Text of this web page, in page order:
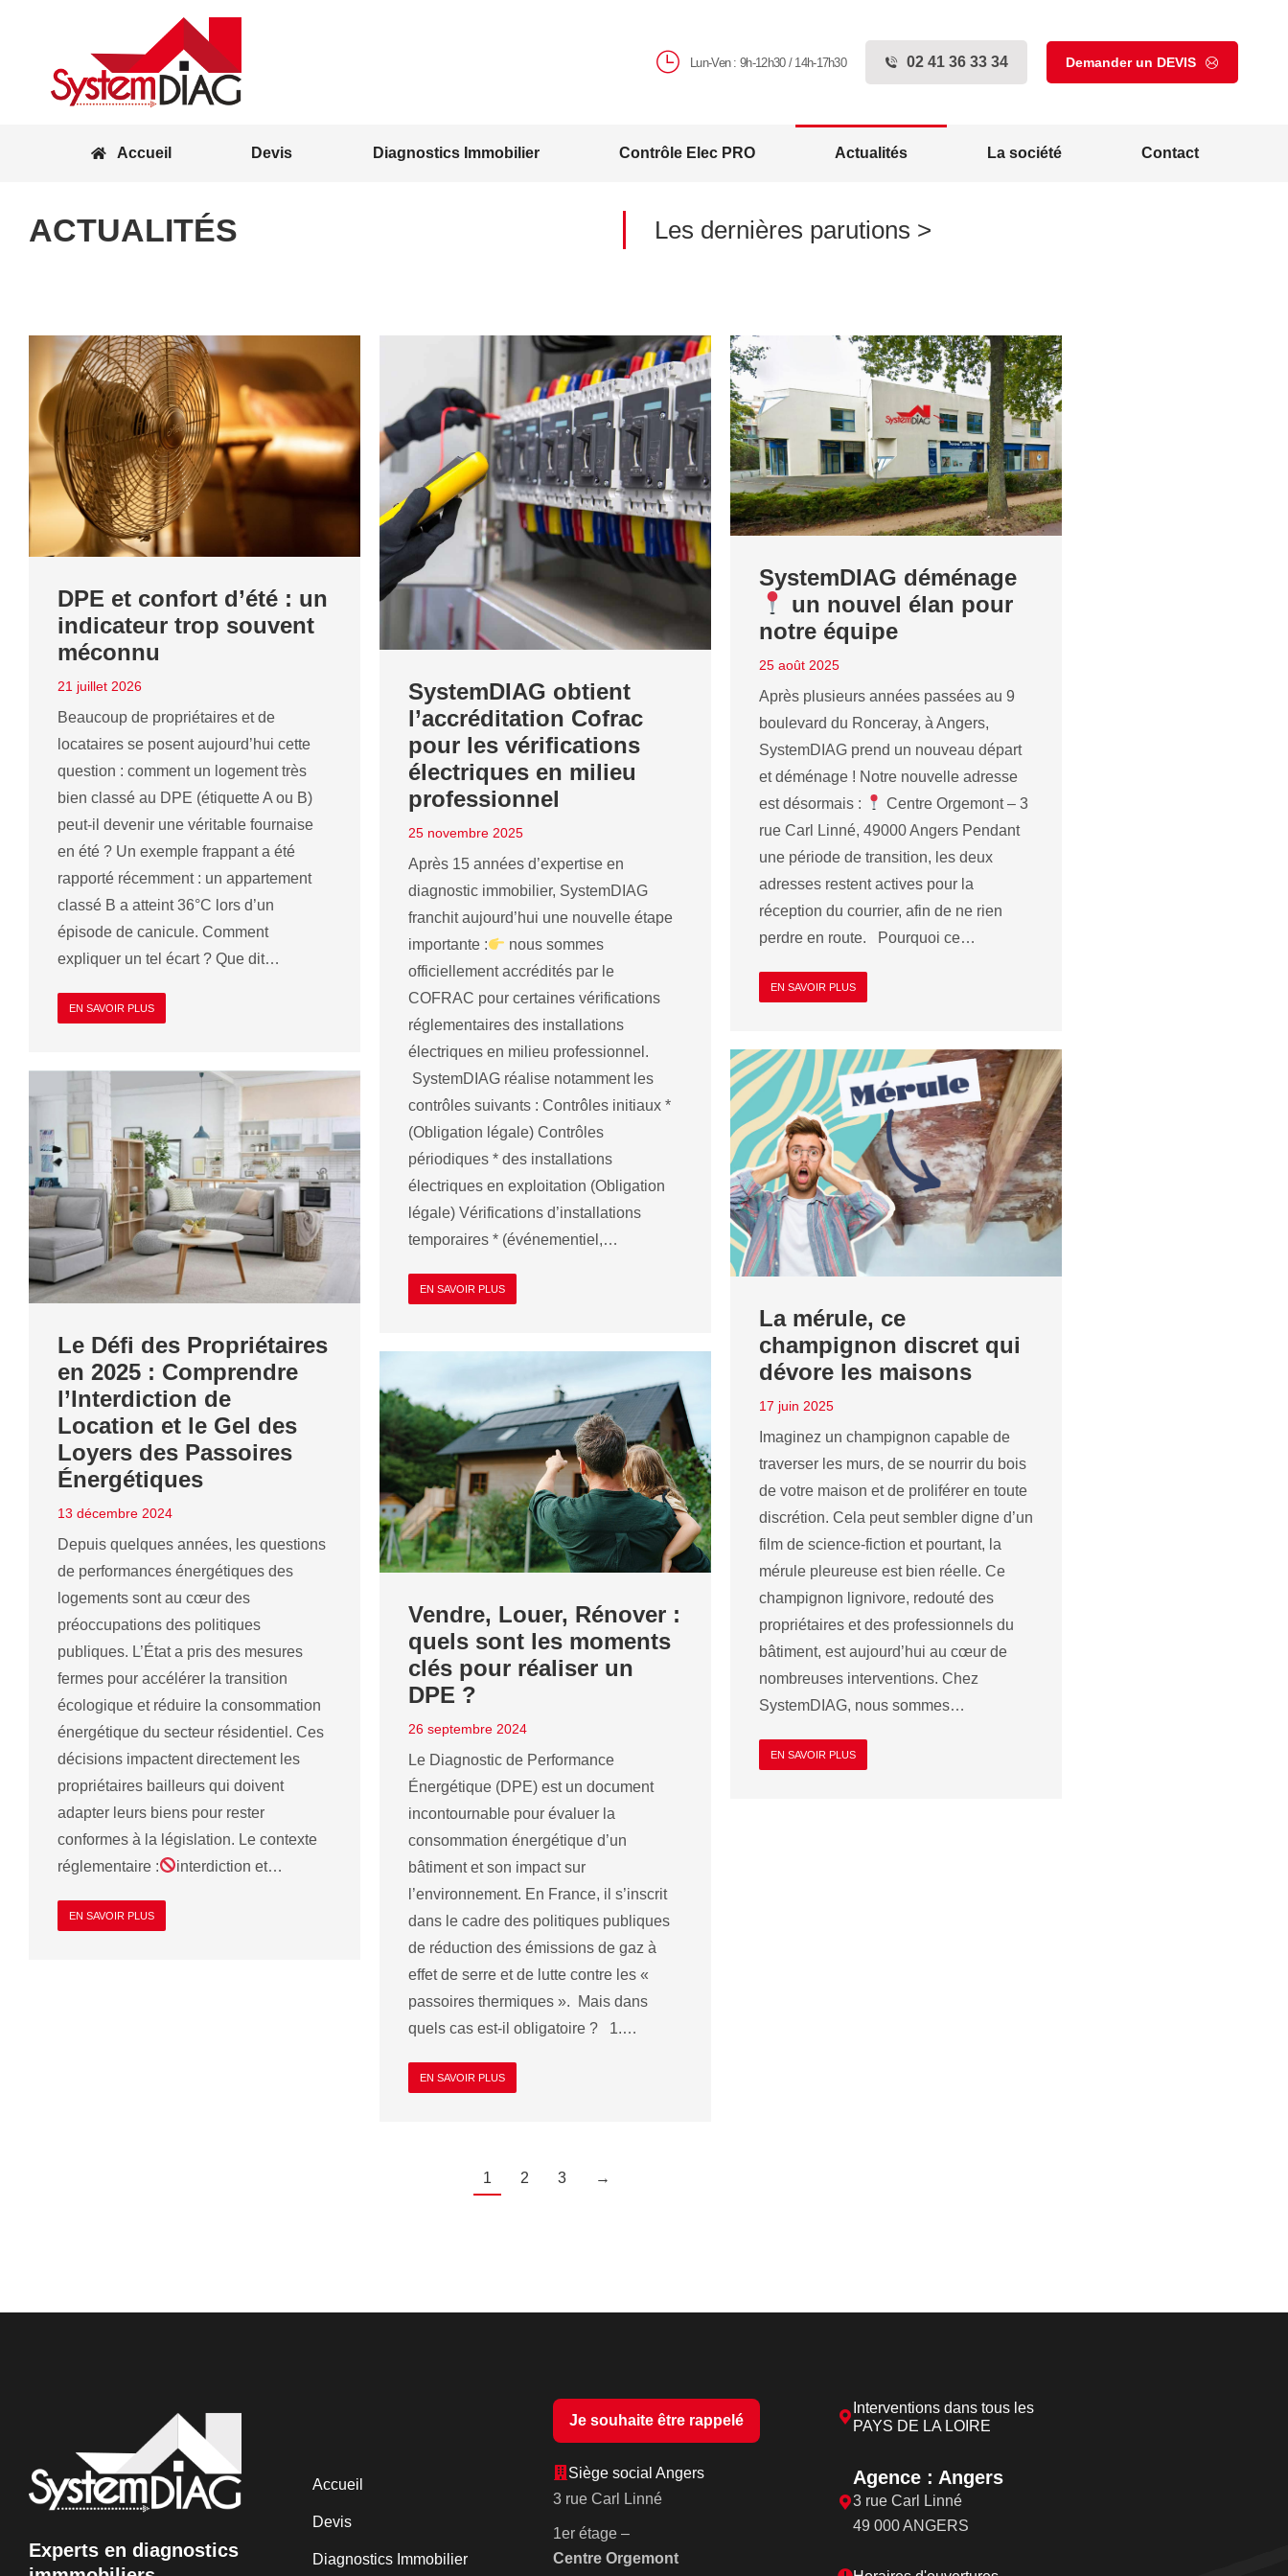
Lun-Ven : 9h-12h30 / 14h-17h30 02 41 36 33 34 Demander un DEVIS
Accueil Devis Diagnostics Immobilier Contrôle Elec PRO Actualités La société Contact
ACTUALITÉS Les dernières parutions >
DPE et confort d’été : un
indicateur trop souvent
méconnu
21 juillet 2026
Beaucoup de propriétaires et de
locataires se posent aujourd’hui cette
question : comment un logement très
bien classé au DPE (étiquette A ou B)
peut-il devenir une véritable fournaise
en été ? Un exemple frappant a été
rapporté récemment : un appartement
classé B a atteint 36°C lors d’un
épisode de canicule. Comment
expliquer un tel écart ? Que dit…
EN SAVOIR PLUS
SystemDIAG obtient
l’accréditation Cofrac
pour les vérifications
électriques en milieu
professionnel
25 novembre 2025
Après 15 années d’expertise en
diagnostic immobilier, SystemDIAG
franchit aujourd’hui une nouvelle étape
importante :
nous sommes
officiellement accrédités par le
COFRAC pour certaines vérifications
réglementaires des installations
électriques en milieu professionnel.
SystemDIAG réalise notamment les
contrôles suivants : Contrôles initiaux *
(Obligation légale) Contrôles
périodiques * des installations
électriques en exploitation (Obligation
légale) Vérifications d’installations
temporaires * (événementiel,…
EN SAVOIR PLUS
SystemDIAG déménage
un nouvel élan pour
notre équipe
25 août 2025
Après plusieurs années passées au 9
boulevard du Ronceray, à Angers,
SystemDIAG prend un nouveau départ
et déménage ! Notre nouvelle adresse
est désormais :
Centre Orgemont – 3
rue Carl Linné, 49000 Angers Pendant
une période de transition, les deux
adresses restent actives pour la
réception du courrier, afin de ne rien
perdre en route. Pourquoi ce…
EN SAVOIR PLUS
La mérule, ce
champignon discret qui
dévore les maisons
17 juin 2025
Imaginez un champignon capable de
traverser les murs, de se nourrir du bois
de votre maison et de proliférer en toute
discrétion. Cela peut sembler digne d’un
film de science-fiction et pourtant, la
mérule pleureuse est bien réelle. Ce
champignon lignivore, redouté des
propriétaires et des professionnels du
bâtiment, est aujourd’hui au cœur de
nombreuses interventions. Chez
SystemDIAG, nous sommes…
EN SAVOIR PLUS
Le Défi des Propriétaires
en 2025 : Comprendre
l’Interdiction de
Location et le Gel des
Loyers des Passoires
Énergétiques
13 décembre 2024
Depuis quelques années, les questions
de performances énergétiques des
logements sont au cœur des
préoccupations des politiques
publiques. L’État a pris des mesures
fermes pour accélérer la transition
écologique et réduire la consommation
énergétique du secteur résidentiel. Ces
décisions impactent directement les
propriétaires bailleurs qui doivent
adapter leurs biens pour rester
conformes à la législation. Le contexte
réglementaire :
interdiction et…
EN SAVOIR PLUS
Vendre, Louer, Rénover :
quels sont les moments
clés pour réaliser un
DPE ?
26 septembre 2024
Le Diagnostic de Performance
Énergétique (DPE) est un document
incontournable pour évaluer la
consommation énergétique d’un
bâtiment et son impact sur
l’environnement. En France, il s’inscrit
dans le cadre des politiques publiques
de réduction des émissions de gaz à
effet de serre et de lutte contre les «
passoires thermiques ». Mais dans
quels cas est-il obligatoire ? 1.…
EN SAVOIR PLUS
1 2 3 →
Experts en diagnostics
Accueil
Devis
Diagnostics Immobilier
Je souhaite être rappelé
Siège social Angers
3 rue Carl Linné
1er étage –
Centre Orgemont
Interventions dans tous les
PAYS DE LA LOIRE
Agence : Angers
3 rue Carl Linné
49 000 ANGERS
Diagnostics Immobilier La société